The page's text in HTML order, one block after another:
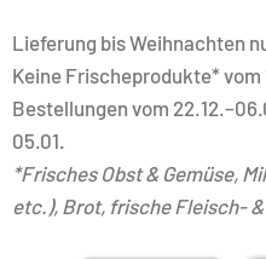
Lieferung bis Weihnachten
Keine Frischeprodukte* vom
Bestellungen vom
05.01.
*Frisches Obst & Gemüse,
etc.), Brot, frische Fleisch-